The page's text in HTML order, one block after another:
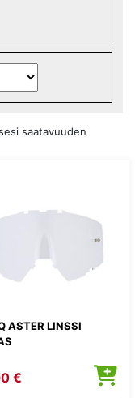
saatavuuden
ASTER LINSSI
€